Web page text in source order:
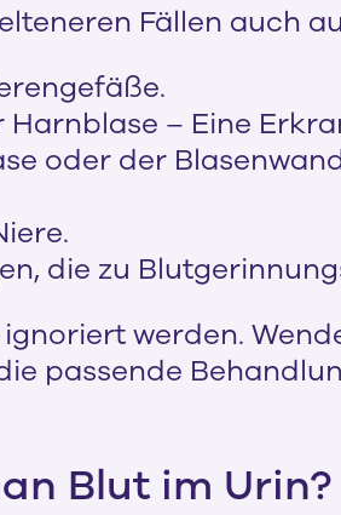
Fällen auch
Harnblase – Eine
oder der
die zu
werden.
passende
Blut im Urin?